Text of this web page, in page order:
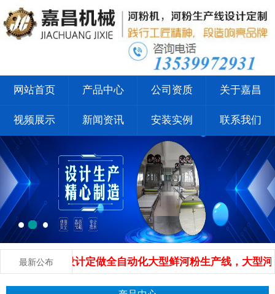
网站首页 产品中心 公司资质 关于嘉昌
视频展示 新闻资讯 安装实例 联系我们
最新公布
州专业设计定做全自动化大型鲜河粉生产线，大型河粉